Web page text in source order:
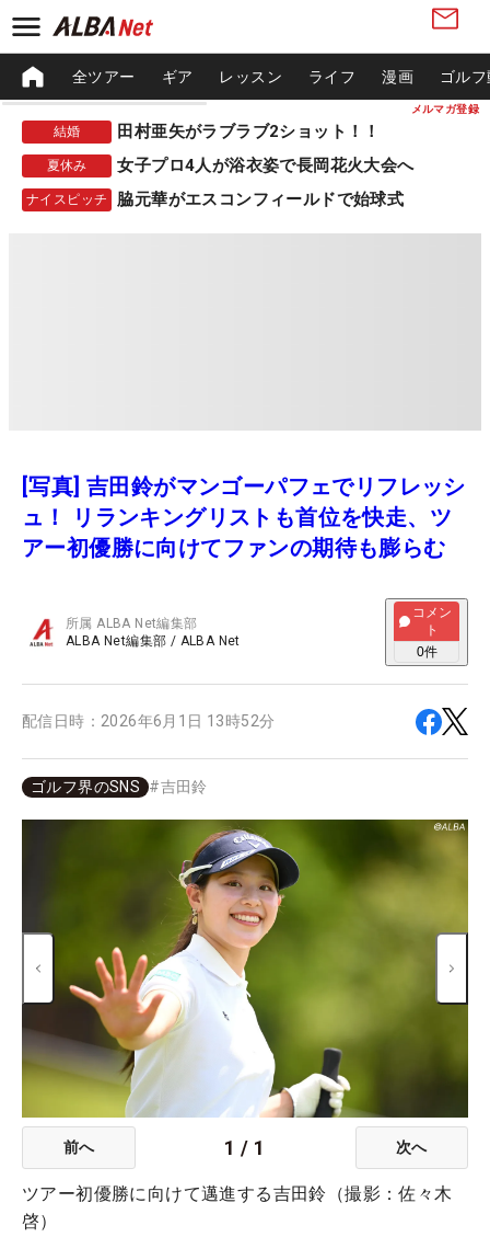
メルマガ登録
全ツアー ギア レッスン ライフ 漫画 ゴル
結婚 田村亜矢がラブラブ2ショット！！
夏休み 女子プロ4人が浴衣姿で長岡花火大会へ
ナイスピッチ 脇元華がエスコンフィールドで始球式
[写真] 吉田鈴がマンゴーパフェでリフレッシ
ュ！ リランキングリストも首位を快走、ツ
アー初優勝に向けてファンの期待も膨らむ
所属ALBA Net編集部
ALBA Net編集部 / ALBA Net
コメン
ト
0件
配信日時： 2026年6月1日 13時52分
ゴルフ界のSNS #吉田鈴
前へ 1 / 1 次へ
ツアー初優勝に向けて邁進する吉田鈴（撮影：佐々木
啓）